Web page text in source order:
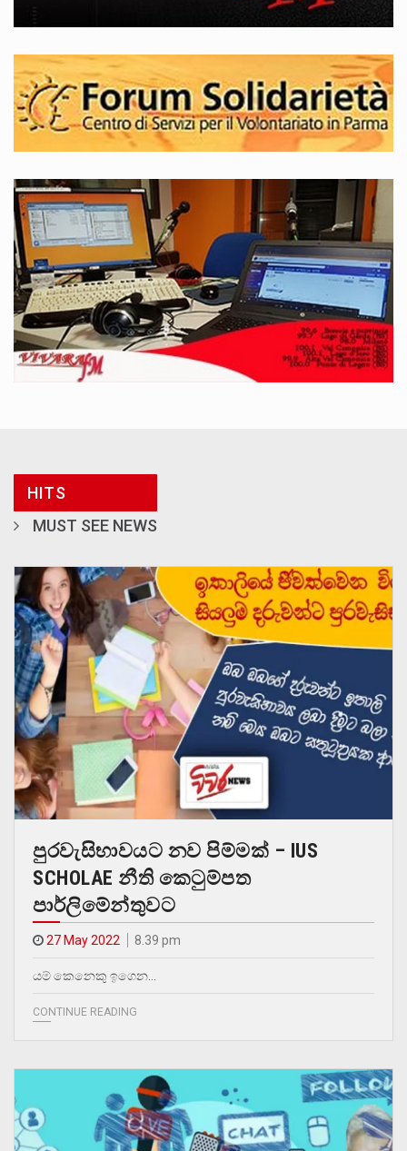
HITS
MUST SEE NEWS
පුරවැසිභාවයට නව පිම්මක් – IUS
SCHOLAE නීති කෙටුම්පත
පාර්ලිමේන්තුවට
27 May 2022 8.39 pm
යම් කෙනෙකු ඉගෙන…
CONTINUE READING